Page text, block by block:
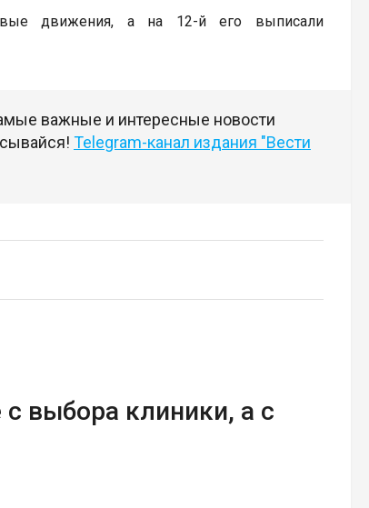
движения, а на 12-й его выписали
важные и интересные новости
Telegram-канал издания "Вести
с выбора клиники, а с